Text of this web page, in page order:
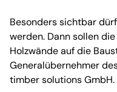
Besonders sichtbar
werden. Dann sollen
Holzwände auf die
Generalübernehmer
timber solutions GmbH.